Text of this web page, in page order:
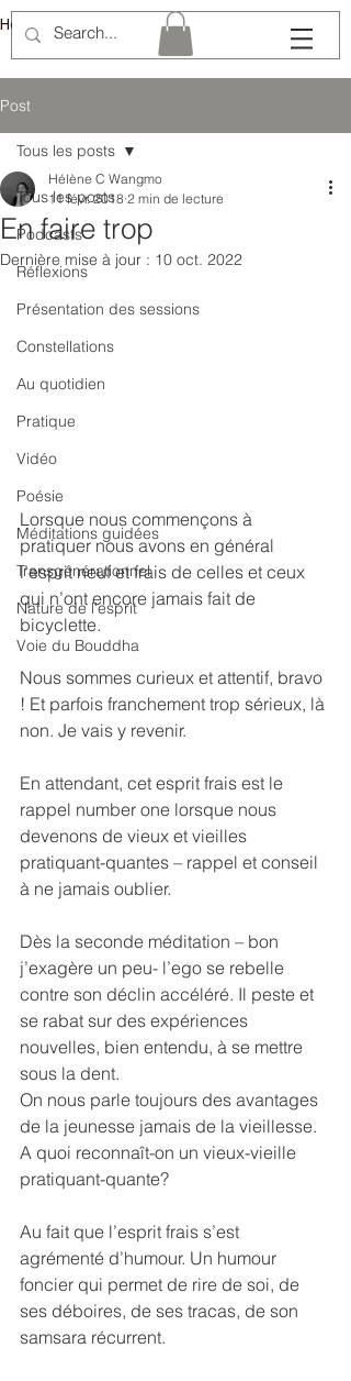
Hélène Lémery
Post
Tous les posts
Podcasts
Réflexions
Présentation des sessions
Constellations
Au quotidien
Pratique
Vidéo
Poésie
Méditations guidées
Transgénérationnel
Nature de l'esprit
Voie du Bouddha
Tous les posts
En faire trop
Hélène C Wangmo
11 févr. 2018 2 min de lecture
Dernière mise à jour : 10 oct. 2022
Lorsque nous commençons à
pratiquer nous avons en général
l’esprit neuf et frais de celles et ceux
qui n’ont encore jamais fait de
bicyclette.
Nous sommes curieux et attentif, bravo
! Et parfois franchement trop sérieux, là
non. Je vais y revenir.
En attendant, cet esprit frais est le
rappel number one lorsque nous
devenons de vieux et vieilles
pratiquant-quantes – rappel et conseil
à ne jamais oublier.
Dès la seconde méditation – bon
j’exagère un peu- l’ego se rebelle
contre son déclin accéléré. Il peste et
se rabat sur des expériences
nouvelles, bien entendu, à se mettre
sous la dent.
On nous parle toujours des avantages
de la jeunesse jamais de la vieillesse.
A quoi reconnaît-on un vieux-vieille
pratiquant-quante?
Au fait que l’esprit frais s’est
agrémenté d’humour. Un humour
foncier qui permet de rire de soi, de
ses déboires, de ses tracas, de son
samsara récurrent.